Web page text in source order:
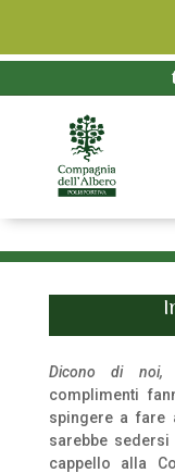
Dicono di
complimenti
spingere a fare
sarebbe
cappello alla